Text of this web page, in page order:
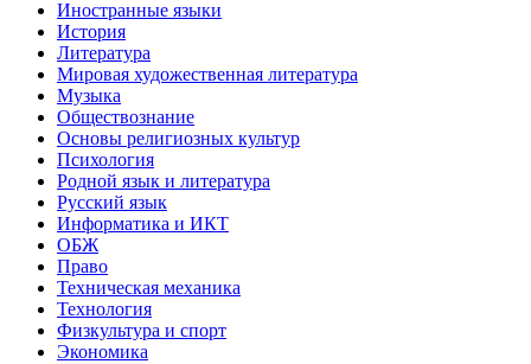
Иностранные языки
История
Литература
Мировая художественная литература
Музыка
Обществознание
Основы религиозных культур
Психология
Родной язык и литература
Русский язык
Информатика и ИКТ
ОБЖ
Право
Техническая механика
Технология
Физкультура и спорт
Экономика